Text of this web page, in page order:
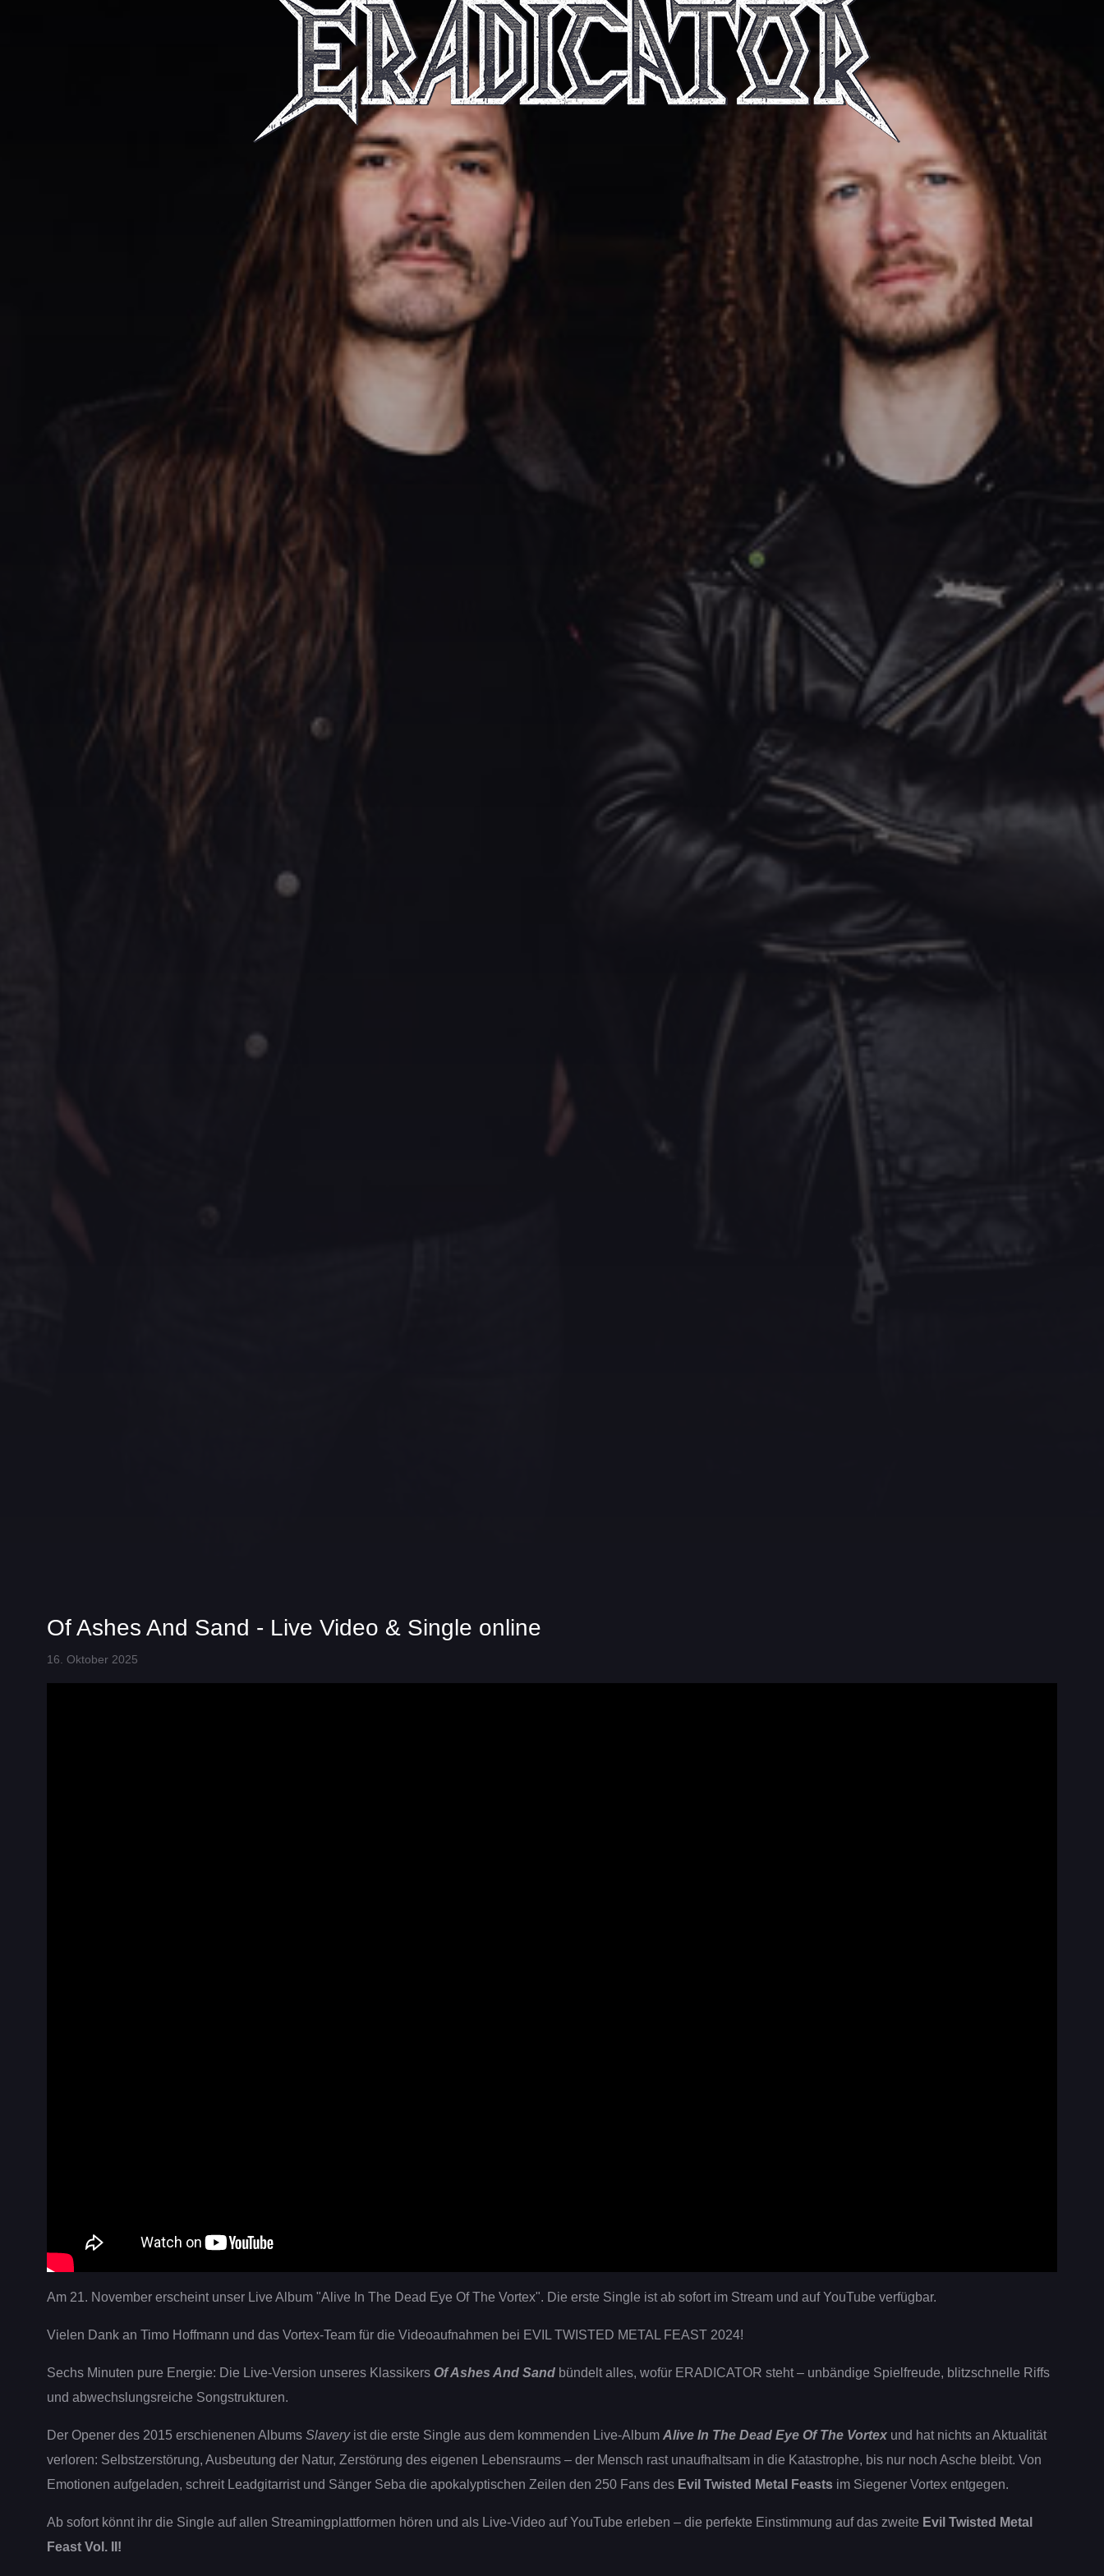
Of Ashes And Sand - Live Video & Single online
16. Oktober 2025
Am 21. November erscheint unser Live Album "Alive In The Dead Eye Of The Vortex". Die erste Single ist ab sofort im Stream und auf YouTube verfügbar.
Vielen Dank an Timo Hoffmann und das Vortex-Team für die Videoaufnahmen bei EVIL TWISTED METAL FEAST 2024!
Sechs Minuten pure Energie: Die Live-Version unseres Klassikers Of Ashes And Sand bündelt alles, wofür ERADICATOR steht – unbändige Spielfreude, blitzschnelle Riffs
und abwechslungsreiche Songstrukturen.
Der Opener des 2015 erschienenen Albums Slaveryist die erste Single aus dem kommenden Live-Album Alive In The Dead Eye Of The Vortex und hat nichts an Aktualität
verloren: Selbstzerstörung, Ausbeutung der Natur, Zerstörung des eigenen Lebensraums – der Mensch rast unaufhaltsam in die Katastrophe, bis nur noch Asche bleibt. Von
Emotionen aufgeladen, schreit Leadgitarrist und Sänger Seba die apokalyptischen Zeilen den 250 Fans des Evil Twisted Metal Feasts im Siegener Vortex entgegen.
Ab sofort könnt ihr die Single auf allen Streamingplattformen hören und als Live-Video auf YouTube erleben – die perfekte Einstimmung auf das zweite Evil Twisted Metal
Feast Vol. II!